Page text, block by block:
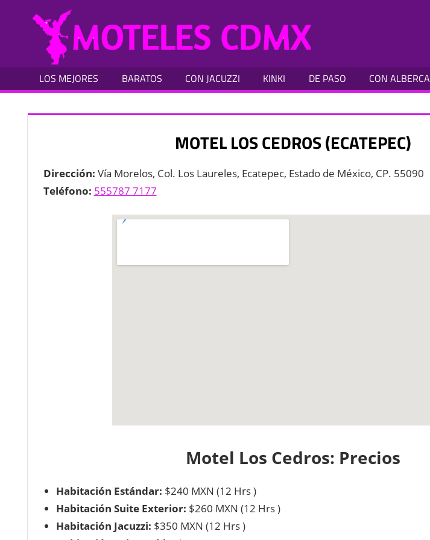
Moteles
en
Ciudad
Mexico
DF
LOS MEJORES BARATOS CON JACUZZI KINKI DE PASO CON ALBERCA
MOTEL LOS CEDROS (ECATEPEC)
Dirección: Vía Morelos, Col. Los Laureles, Ecatepec, Estado de México, CP. 55090
Teléfono: 555787 7177
Motel Los Cedros: Precios
Habitación Estándar: $240 MXN (12 Hrs )
Habitación Suite Exterior: $260 MXN (12 Hrs )
Habitación Jacuzzi: $350 MXN (12 Hrs )